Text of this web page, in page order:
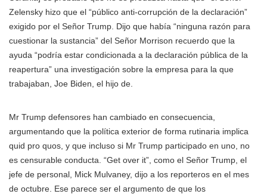
Zelensky hizo que el “público anti-corrupción de la declaración”
exigido por el Señor Trump. Dijo que había “ninguna razón para
cuestionar la sustancia” del Señor Morrison recuerdo que la
ayuda “podría estar condicionada a la declaración pública de la
reapertura” una investigación sobre la empresa para la que
trabajaban, Joe Biden, el hijo de.
Mr Trump defensores han cambiado en consecuencia,
argumentando que la política exterior de forma rutinaria implica
quid pro quos, y que incluso si Mr Trump participado en uno, no
es censurable conducta. “Get over it”, como el Señor Trump, el
jefe de personal, Mick Mulvaney, dijo a los reporteros en el mes
de octubre. Ese parece ser el argumento de que los